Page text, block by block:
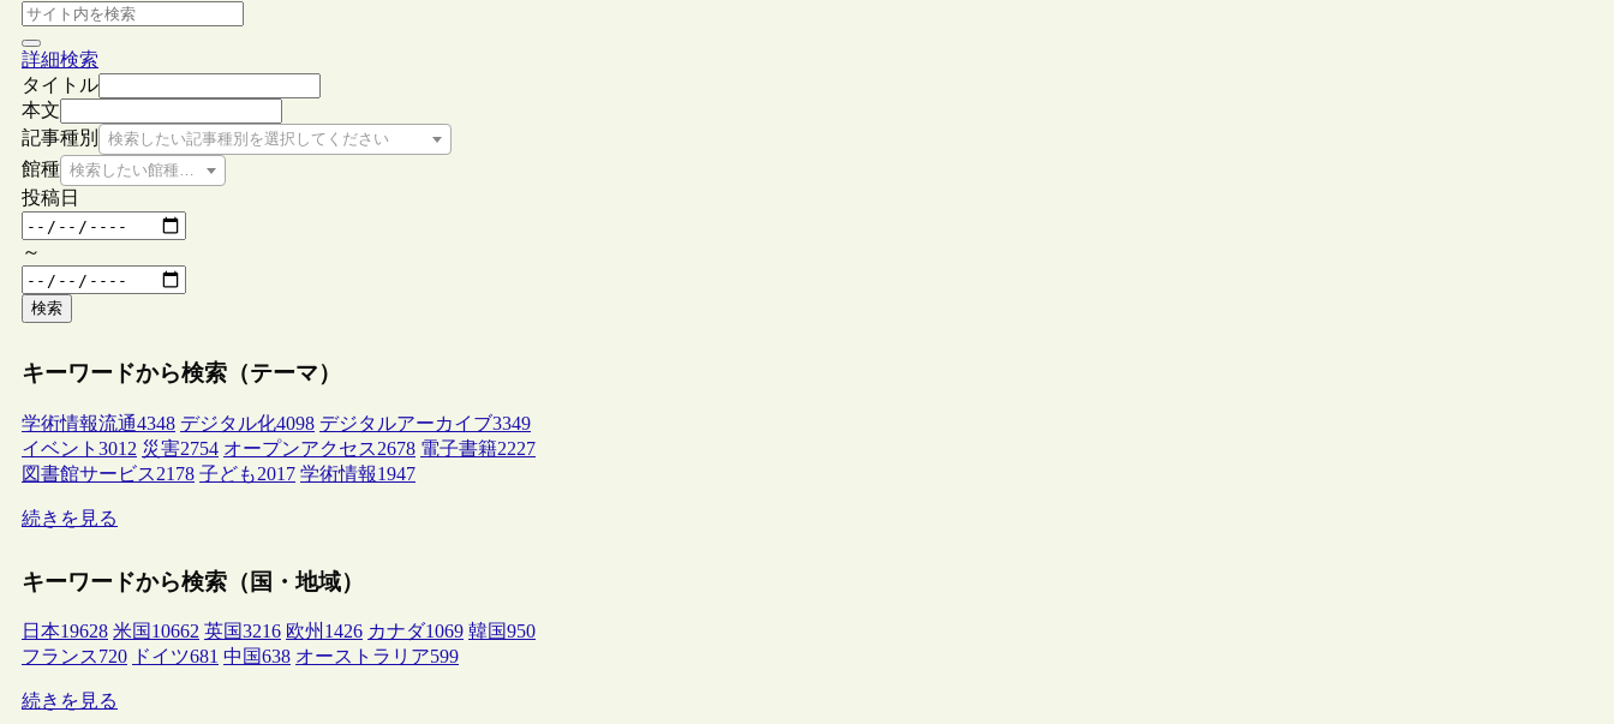
詳細検索
タイトル
本文
記事種別
検索したい記事種別を選択してください
館種 検索したい館種を選択してください
投稿日
～
検索
キーワードから検索（テーマ）
学術情報流通4348 デジタル化4098 デジタルアーカイブ3349
イベント 3012 災害2754 オープンアクセス2678 電子書籍2227
図書館サービス2178 子ども2017 学術情報1947
続きを見る
キーワードから検索（国・地域）
日本19628 米国 10662 英国3216 欧州 1426 カナダ1069 韓国950
フランス720 ドイツ681 中国638 オーストラリア599
続きを見る